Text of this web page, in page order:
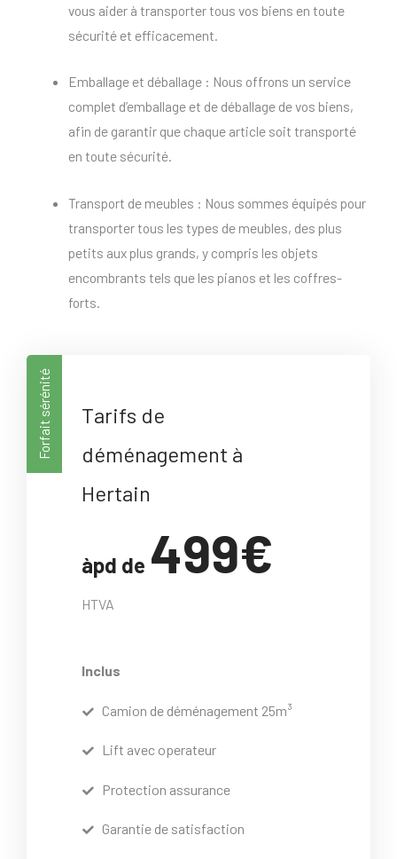
vous aider à transporter tous vos biens en toute
sécurité et efficacement.
Emballage et déballage : Nous offrons un service
complet d’emballage et de déballage de vos biens,
afin de garantir que chaque article soit transporté
en toute sécurité.
Transport de meubles : Nous sommes équipés pour
transporter tous les types de meubles, des plus
petits aux plus grands, y compris les objets
encombrants tels que les pianos et les coffres-
forts.
Forfait sérénité
Tarifs de
déménagement à
Hertain
àpd de 499€
HTVA
Inclus
Camion de déménagement 25m³
Lift avec operateur
Protection assurance
Garantie de satisfaction